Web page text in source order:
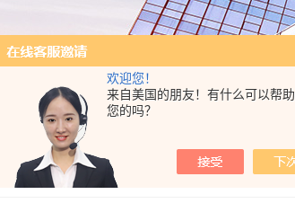
欢迎您！
来自美国的朋友！有什么可以帮助
您的吗？
，高温物性仪，研磨机，制样机，实验电炉等